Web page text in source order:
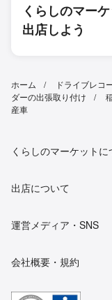
くらしのマー
出店しよう
ホーム ドライブレコ
ダーの出張取り付け
産車
くらしのマーケットに
出店について
運営メディア・SNS
会社概要・規約